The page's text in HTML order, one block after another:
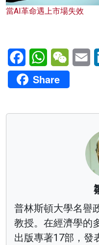
當AI革命遇上市場失效
FacebookWhatsAppWeChat
Share
普林斯頓大學名譽
教授。在經濟學的
出版專著17部，發